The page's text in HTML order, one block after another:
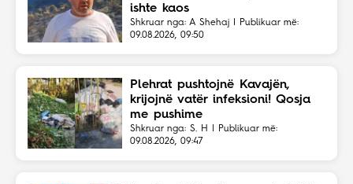
ishte kaos
Shkruar nga: A Shehaj | Publikuar më:
09.08.2026, 09:50
Plehrat pushtojnë Kavajën,
krijojnë vatër infeksioni! Qosja
me pushime
Shkruar nga: S. H | Publikuar më:
09.08.2026, 09:47